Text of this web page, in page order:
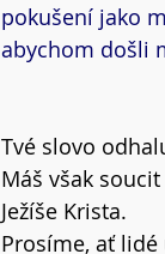
pokušení jako
abychom došli
Tvé slovo
Máš však
Ježíše Krista.
Prosíme, ať